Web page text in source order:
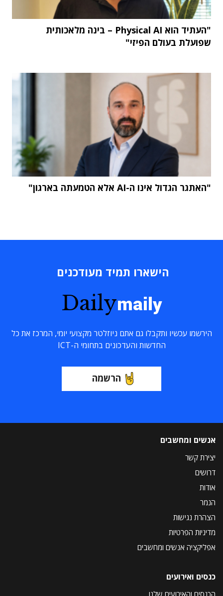
"העתיד הוא Physical AI – בינה מלאכותית
שפועלת בעולם הפיזי"
"האתגר הגדול אינו ה-AI אלא הטמעתה בארגון"
הישארו תמיד מעודכנים
Dailymaily
הירשמו עכשיו ותקבלו גם אתם ניוזלטר מקצועי יומי, המרכז את כל
החדשות והעדכונים בתחומי ה-ICT
הרשמה
אנשים ומחשבים
יצירת קשר
דרושים
אודות
הנמר
הצהרת נגישות
מדיניות הפרטיות
אפליקציה אנשים ומחשבים
כנסים ואירועים
הכנסים והאירועים שלנו